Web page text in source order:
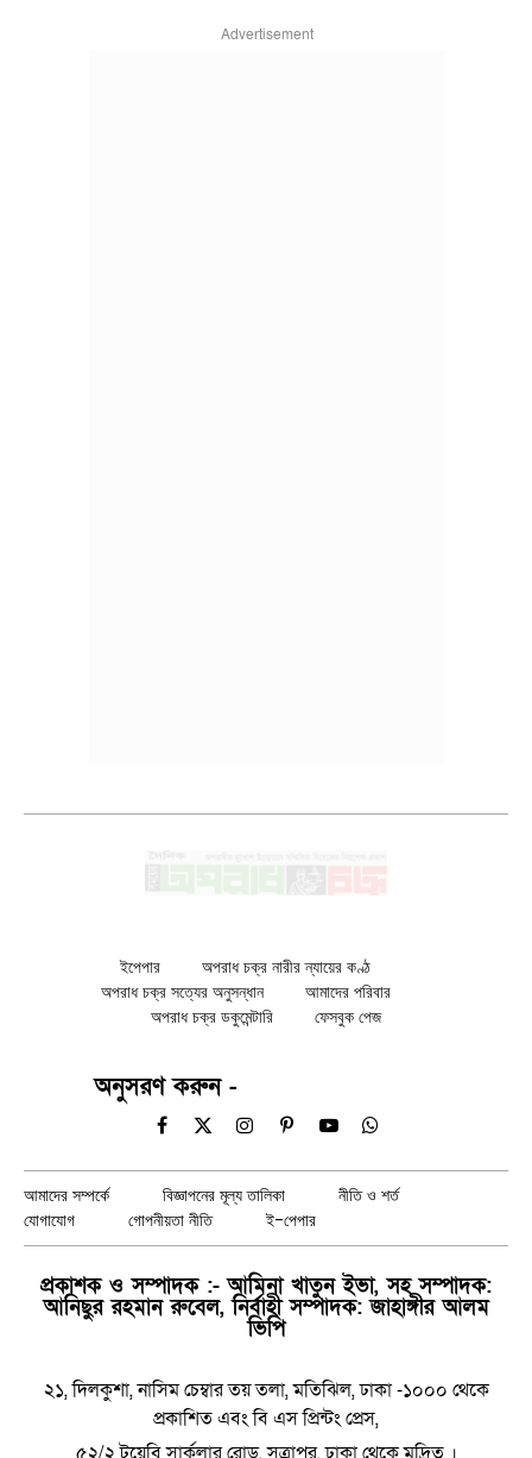
Advertisement
ইপেপার
অপরাধ চক্র নারীর ন্যায়ের কণ্ঠ
অপরাধ চক্র সত্যের অনুসন্ধান
আমাদের পরিবার
অপরাধ চক্র ডকুমেন্টারি
ফেসবুক পেজ
অনুসরণ করুন -
Facebook
X
InstagramPinterestYouTubeWhatsApp
আমাদের সম্পর্কে বিজ্ঞাপনের মূল্য তালিকা
নীতি ও শর্ত
যোগাযোগ
গোপনীয়তা নীতি ই-পেপার
প্রকাশক ও সম্পাদক :- আমিনা খাতুন ইভা, সহ সম্পাদক:
আনিছুর রহমান রুবেল, নির্বাহী সম্পাদক: জাহাঙ্গীর আলম
ভিপি
২১, দিলকুশা, নাসিম চেম্বার তয় তলা, মতিঝিল, ঢাকা -১০০০ থেকে
প্রকাশিত এবং বি এস প্রিন্টং প্রেস,